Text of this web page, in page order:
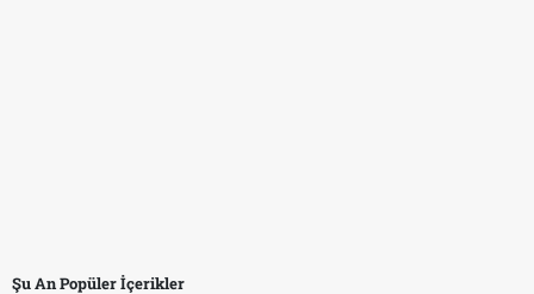
Şu An Popüler İçerikler